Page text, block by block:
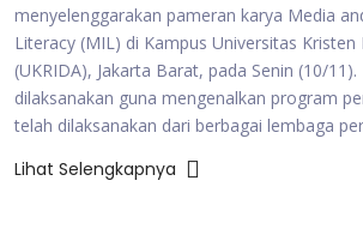
menyelenggarakan pameran karya Media
Literacy (MIL) di Kampus Universitas Kristen
(UKRIDA), Jakarta Barat, pada Senin (10/
dilaksanakan guna mengenalkan program
telah dilaksanakan dari berbagai lembaga
Lihat Selengkapnya